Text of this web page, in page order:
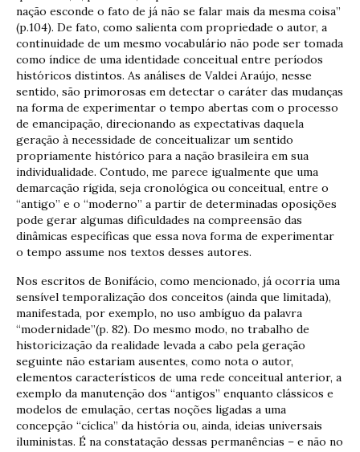
nação esconde o fato de já não se falar mais da mesma coisa”
(p.104). De fato, como salienta com propriedade o autor, a
continuidade de um mesmo vocabulário não pode ser tomada
como índice de uma identidade conceitual entre períodos
históricos distintos. As análises de Valdei Araújo, nesse
sentido, são primorosas em detectar o caráter das mudanças
na forma de experimentar o tempo abertas com o processo
de emancipação, direcionando as expectativas daquela
geração à necessidade de conceitualizar um sentido
propriamente histórico para a nação brasileira em sua
individualidade. Contudo, me parece igualmente que uma
demarcação rígida, seja cronológica ou conceitual, entre o
“antigo” e o “moderno” a partir de determinadas oposições
pode gerar algumas dificuldades na compreensão das
dinâmicas específicas que essa nova forma de experimentar
o tempo assume nos textos desses autores.
Nos escritos de Bonifácio, como mencionado, já ocorria uma
sensível temporalização dos conceitos (ainda que limitada),
manifestada, por exemplo, no uso ambíguo da palavra
“modernidade”(p. 82). Do mesmo modo, no trabalho de
historicização da realidade levada a cabo pela geração
seguinte não estariam ausentes, como nota o autor,
elementos característicos de uma rede conceitual anterior, a
exemplo da manutenção dos “antigos” enquanto clássicos e
modelos de emulação, certas noções ligadas a uma
concepção “cíclica” da história ou, ainda, ideias universais
iluministas. É na constatação dessas permanências – e não no